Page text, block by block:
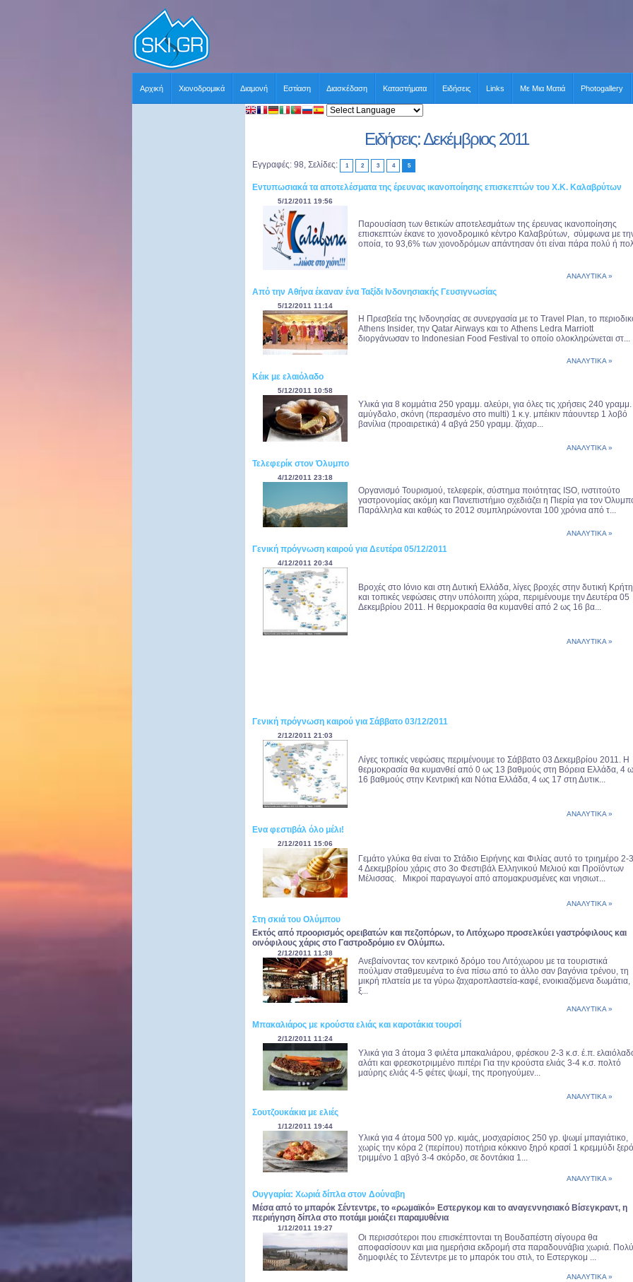
Αρχική Χιονοδρομικά Διαμονή Εστίαση Διασκέδαση Καταστήματα Ειδήσεις Links Με Μια Ματιά Photogallery
Ειδήσεις: Δεκέμβριος 2011
Εγγραφές: 98, Σελίδες: 1 2 3 4 5
Εντυπωσιακά τα αποτελέσματα της έρευνας ικανοποίησης επισκεπτών του Χ.Κ. Καλαβρύτων
5/12/2011 19:56
Παρουσίαση των θετικών αποτελεσμάτων της έρευνας ικανοποίησης
επισκεπτών έκανε το χιονοδρομικό κέντρο Καλαβρύτων, σύμφωνα με
οποία, το 93,6% των χιονοδρόμων απάντησαν ότι είναι πάρα πολύ ή
ΑΝΑΛΥΤΙΚΑ »
Από την Αθήνα έκαναν ένα Ταξίδι Ινδονησιακής Γευσιγνωσίας
5/12/2011 11:14
Η Πρεσβεία της Ινδονησίας σε συνεργασία με το Travel Plan, το
Athens Insider, την Qatar Airways και το Athens Ledra Marriott
διοργάνωσαν το Indonesian Food Festival το οποίο ολοκληρώνεται στ...
ΑΝΑΛΥΤΙΚΑ »
Κέικ με ελαιόλαδο
5/12/2011 10:58
Υλικά για 8 κομμάτια 250 γραμμ. αλεύρι, για όλες τις χρήσεις 240 γραμμ.
αμύγδαλο, σκόνη (περασμένο στο multi) 1 κ.γ. μπέικιν πάουντερ 1 λοβό
βανίλια (προαιρετικά) 4 αβγά 250 γραμμ. ζάχαρ...
ΑΝΑΛΥΤΙΚΑ »
Τελεφερίκ στον Όλυμπο
4/12/2011 23:18
Οργανισμό Τουρισμού, τελεφερίκ, σύστημα ποιότητας ISO, ινστιτούτο
γαστρονομίας ακόμη και Πανεπιστήμιο σχεδιάζει η Πιερία για τον
Παράλληλα και καθώς το 2012 συμπληρώνονται 100 χρόνια από τ...
ΑΝΑΛΥΤΙΚΑ »
Γενική πρόγνωση καιρού για Δευτέρα 05/12/2011
4/12/2011 20:34
Βροχές στο Ιόνιο και στη Δυτική Ελλάδα, λίγες βροχές στην δυτική Κρήτη
και τοπικές νεφώσεις στην υπόλοιπη χώρα, περιμένουμε την Δευτέρα 05
Δεκεμβρίου 2011. Η θερμοκρασία θα κυμανθεί από 2 ως 16 βα...
ΑΝΑΛΥΤΙΚΑ »
Γενική πρόγνωση καιρού για Σάββατο 03/12/2011
2/12/2011 21:03
Λίγες τοπικές νεφώσεις περιμένουμε το Σάββατο 03 Δεκεμβρίου 2011. Η
θερμοκρασία θα κυμανθεί από 0 ως 13 βαθμούς στη Βόρεια Ελλάδα, 4
16 βαθμούς στην Κεντρική και Νότια Ελλάδα, 4 ως 17 στη Δυτικ...
ΑΝΑΛΥΤΙΚΑ »
Ενα φεστιβάλ όλο μέλι!
2/12/2011 15:06
Γεμάτο γλύκα θα είναι το Στάδιο Ειρήνης και Φιλίας αυτό το τριημέρο 2-
4 Δεκεμβρίου χάρις στο 3ο Φεστιβάλ Ελληνικού Μελιού και Προϊόντων
Μέλισσας. Μικροί παραγωγοί από απομακρυσμένες και νησιωτ...
ΑΝΑΛΥΤΙΚΑ »
Στη σκιά του Ολύμπου
Εκτός από προορισμός ορειβατών και πεζοπόρων, το Λιτόχωρο προσελκύει γαστρόφιλους και
οινόφιλους χάρις στο Γαστροδρόμιο εν Ολύμπω.
2/12/2011 11:38
Ανεβαίνοντας τον κεντρικό δρόμο του Λιτόχωρου με τα τουριστικά
πούλμαν σταθμευμένα το ένα πίσω από το άλλο σαν βαγόνια τρένου, τη
μικρή πλατεία με τα γύρω ζαχαροπλαστεία-καφέ, ενοικιαζόμενα δωμάτια,
ξ...
ΑΝΑΛΥΤΙΚΑ »
Μπακαλιάρος με κρούστα ελιάς και καροτάκια τουρσί
2/12/2011 11:24
Υλικά για 3 άτομα 3 φιλέτα μπακαλιάρου, φρέσκου 2-3 κ.σ. έ.π.
αλάτι και φρεσκοτριμμένο πιπέρι Για την κρούστα ελιάς 3-4 κ.σ. πολτό
μαύρης ελιάς 4-5 φέτες ψωμί, της προηγούμεν...
ΑΝΑΛΥΤΙΚΑ »
Σουτζουκάκια με ελιές
1/12/2011 19:44
Υλικά για 4 άτομα 500 γρ. κιμάς, μοσχαρίσιος 250 γρ. ψωμί μπαγιάτικο,
χωρίς την κόρα 2 (περίπου) ποτήρια κόκκινο ξηρό κρασί 1 κρεμμύδι
τριμμένο 1 αβγό 3-4 σκόρδο, σε δοντάκια 1...
ΑΝΑΛΥΤΙΚΑ »
Ουγγαρία: Χωριά δίπλα στον Δούναβη
Μέσα από το µπαρόκ Σέντεντρε, το «ρωµαϊκό» Εστεργκομ και το αναγεννησιακό Βίσεγκραντ, η
περιήγηση δίπλα στο ποτάμι μοιάζει παραμυθένια
1/12/2011 19:27
Οι περισσότεροι που επισκέπτονται τη Βουδαπέστη σίγουρα θα
αποφασίσουν και μια ημερήσια εκδρομή στα παραδουνάβια χωριά. Πολύ
δημοφιλές το Σέντεντρε με το μπαρόκ του στιλ, το Εστεργκομ ...
ΑΝΑΛΥΤΙΚΑ »